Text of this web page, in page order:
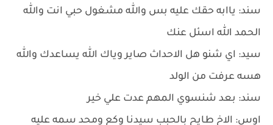
سند: ياابه حقك عليه بس والله مشغول حبي انت والله
الحمد الله اسئل عنك
سيد: اي شنو هل الاحداث صاير وياك الله يساعدك والله
هسه عرفت من الولد
سند: بعد شنسوي المهم عدت علي خير
اوس: الاخ طايح بالحبب سيدنا وكع ومحد سمه عليه